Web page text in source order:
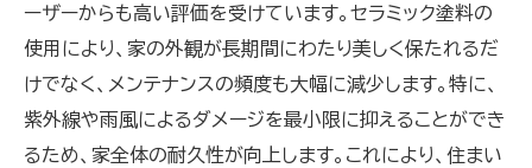
ーザーからも高い評価を受けています。セラミック塗料の
使用により、家の外観が長期間にわたり美しく保たれるだ
けでなく、メンテナンスの頻度も大幅に減少します。特に、
紫外線や雨風によるダメージを最小限に抑えることができ
るため、家全体の耐久性が向上します。これにより、住まい